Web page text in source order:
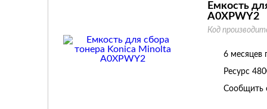
Емкость
A0XPWY2
Код
6 месяцев
Ресурс
Сообщить